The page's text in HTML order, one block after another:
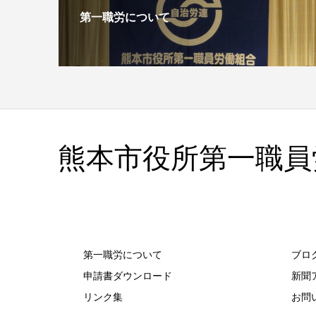
第一職労について
熊本市役所第一職
第一職労について
申請書ダウンロード
リンク集
ブロ
新聞
お問